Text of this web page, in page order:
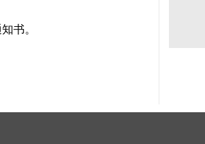
书。